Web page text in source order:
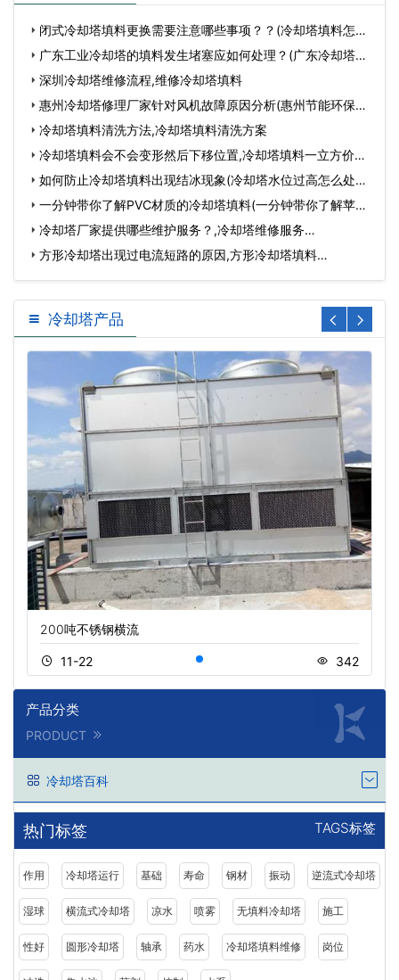
闭式冷却塔填料更换需要注意哪些事项？？(冷却塔填料怎样
更换)…
广东工业冷却塔的填料发生堵塞应如何处理？(广东冷却塔厂
家排…
深圳冷却塔维修流程,维修冷却塔填料
惠州冷却塔修理厂家针对风机故障原因分析(惠州节能环保型
冷…冷却塔填料清洗方法,冷却塔填料清洗方案
冷却塔填料会不会变形然后下移位置,冷却塔填料一立方价
格…如何防止冷却塔填料出现结冰现象(冷却塔水位过高怎么处理)
… 一分钟带你了解PVC材质的冷却塔填料(一分钟带你了解苹果
手…冷却塔厂家提供哪些维护服务？,冷却塔维修服务…
方形冷却塔出现过电流短路的原因,方形冷却塔填料…
冷却塔产品
200吨不锈钢横流
11-22 342
产品分类
PRODUCT
冷却塔百科
热门标签 TAGS标签
作用 冷却塔运行 基础 寿命 钢材 振动 逆流式冷却塔
湿球 横流式冷却塔 凉水 喷雾 无填料冷却塔 施工
性好 圆形冷却塔 轴承 药水 冷却塔填料维修 岗位